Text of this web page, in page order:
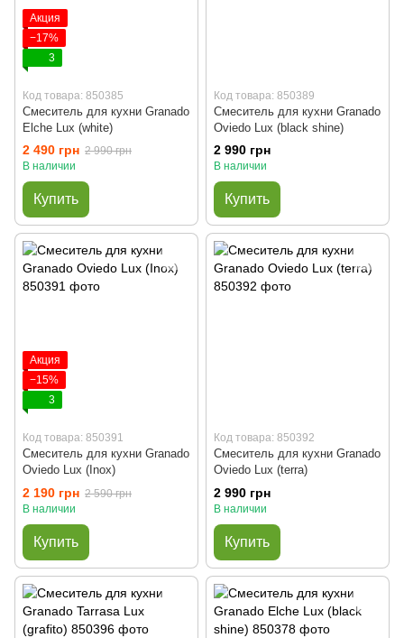
Акция
−17%
3
Код товара: 850385
Смеситель для кухни Granado
Elche Lux (white)
2 490 грн 2 990 грн
В наличии
Купить
Код товара: 850389
Смеситель для кухни Granado
Oviedo Lux (black shine)
2 990 грн
В наличии
Купить
Акция
−15%
3
Код товара: 850391
Смеситель для кухни Granado
Oviedo Lux (Inox)
2 190 грн 2 590 грн
В наличии
Купить
Код товара: 850392
Смеситель для кухни Granado
Oviedo Lux (terra)
2 990 грн
В наличии
Купить